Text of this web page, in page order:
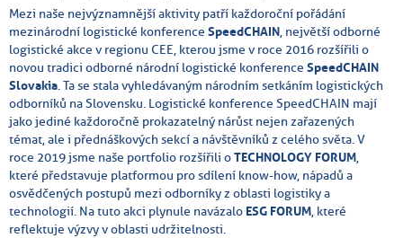
Mezi naše nejvýznamnější aktivity patří každoroční pořádání
mezinárodní logistické konference SpeedCHAIN, největší odborné
logistické akce v regionu CEE, kterou jsme v roce 2016 rozšířili o
novou tradici odborné národní logistické konference SpeedCHAIN
Slovakia. Ta se stala vyhledávaným národním setkáním logistických
odborníků na Slovensku. Logistické konference SpeedCHAIN mají
jako jediné každoročně prokazatelný nárůst nejen zařazených
témat, ale i přednáškových sekcí a návštěvníků z celého světa. V
roce 2019 jsme naše portfolio rozšířili oTECHNOLOGY FORUM,
které představuje platformou pro sdílení know-how, nápadů a
osvědčených postupů mezi odborníky z oblasti logistiky a
technologií. Na tuto akci plynule navázalo ESG FORUM, které
reflektuje výzvy v oblasti udržitelnosti.